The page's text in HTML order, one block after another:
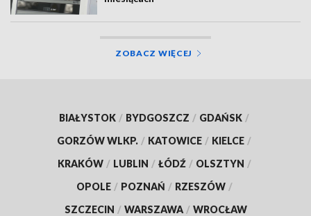
ZOBACZ WIĘCEJ
BIAŁYSTOK / BYDGOSZCZ / GDAŃSK /
GORZÓW WLKP. / KATOWICE / KIELCE /
KRAKÓW / LUBLIN / ŁÓDŹ / OLSZTYN /
OPOLE / POZNAŃ / RZESZÓW /
SZCZECIN / WARSZAWA / WROCŁAW